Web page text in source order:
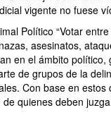
vigente no fuese
Político “Votar
asesinatos,
en el ámbito
de grupos de la
Con base en estos
quienes deben